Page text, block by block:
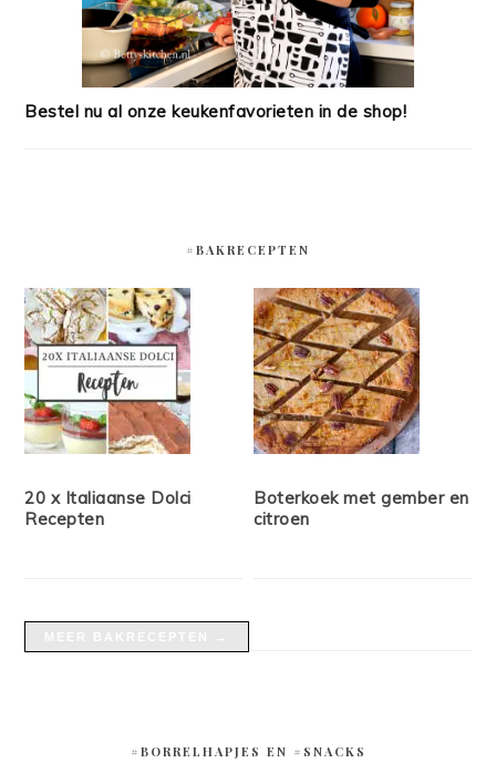
Bestel nu al onze keukenfavorieten in de shop!
#BAKRECEPTEN
20 x Italiaanse Dolci
Recepten
Boterkoek met gember en
citroen
#BORRELHAPJES EN #SNACKS